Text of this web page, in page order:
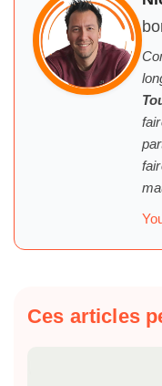
Ces articles